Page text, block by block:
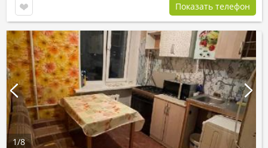
Показать телефон
1/8